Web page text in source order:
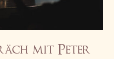
mit Peter